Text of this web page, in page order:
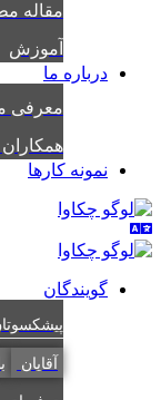
مقاله
آموزش
درباره ما
معرفی
همکاران
نمونه کارها
گویندگان
آقایان